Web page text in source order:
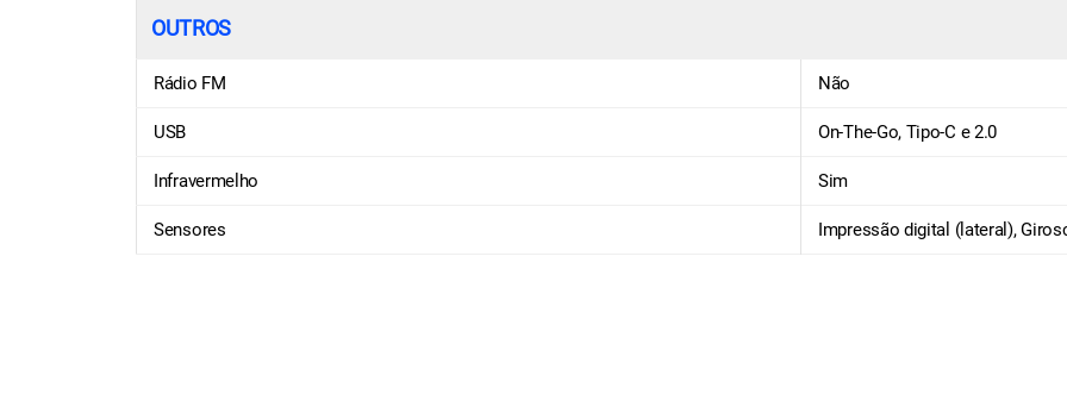
OUTROS
Rádio FM Não
USB On-The-Go, Tipo-C e 2.0
Infravermelho Sim
Sensores Impressão digital (lateral),